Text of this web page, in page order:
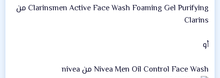
Clarinsmen Active Face Wash Foaming Gel Purifying من
Clarins
أو
Nivea Men Oil Control Face Wash من nivea